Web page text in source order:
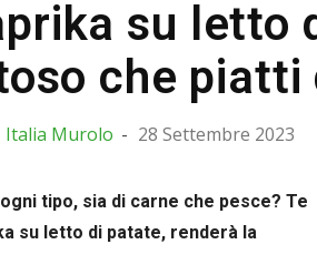
su letto
che piatti
Italia Murolo - 28 Settembre 2023
tipo, sia di carne che pesce? Te
su letto di patate, renderà la